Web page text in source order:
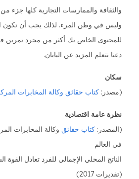
والثقافة والممارسات التجارية كلها
وليس في وطن المرء. لذلك يجب أن تكون
للمحتوى الخاص بك أكثر من مجرد تمرين
دعنا نتعلم المزيد عن اليابان.
سكان
(مصدر: كتاب حقائق وكالة المخابرات
نظرة عامة اقتصادية
(المصدر: كتاب حقائق وكالة المخابرات
في العالم
(تقديرات 2017)